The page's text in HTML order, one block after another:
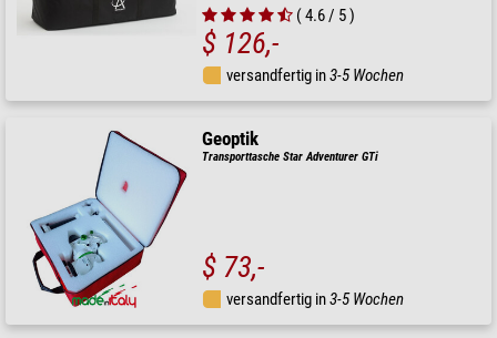
( 4.6 / 5 )
$ 126,-
versandfertig in3-5 Wochen
Geoptik
Transporttasche Star Adventurer GTi
$ 73,-
versandfertig in3-5 Wochen